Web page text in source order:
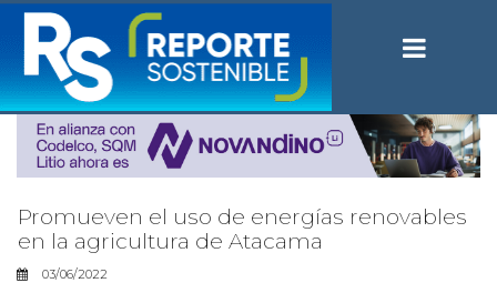
Promueven el uso de energías renovables
en la agricultura de Atacama
03/06/2022